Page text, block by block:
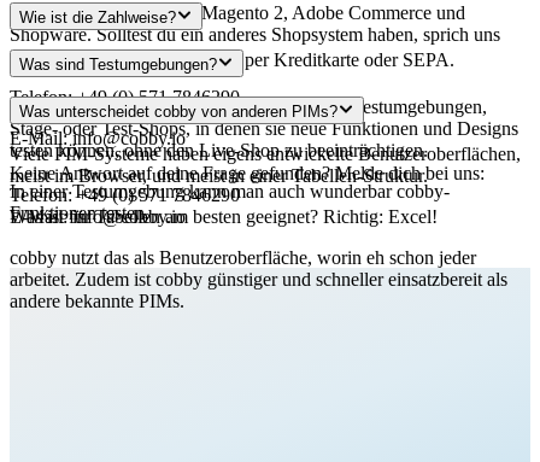
cobby ist für Magento 1, Magento 2, Adobe Commerce und
Shopware. Solltest du ein anderes Shopsystem haben, sprich uns
gerne an:
Telefon: +49 (0) 571 7846290
E-Mail:info@cobby.io
Wie ist die Zahlweise?
Die Zahlung erfolgt monatlich per Kreditkarte oder SEPA.
Was sind Testumgebungen?
Viele Online-Händler oder Agenturen haben Testumgebungen,
Stage- oder Test-Shops, in denen sie neue Funktionen und Designs
testen können, ohne den Live-Shop zu beeinträchtigen.
In einer Testumgebung kann man auch wunderbar cobby-
Funktionen testen.
Was unterscheidet cobby von anderen PIMs?
Viele PIM-Systeme haben eigens entwickelte Benutzeroberflächen,
meist im Browser, und meist in einer Tabellen-Struktur.
Was ist für Tabellen am besten geeignet? Richtig: Excel!
cobby nutzt das als Benutzeroberfläche, worin eh schon jeder
arbeitet. Zudem ist cobby günstiger und schneller einsatzbereit als
andere bekannte PIMs.
Keine Antwort auf deine Frage gefunden? Melde dich bei uns:
Telefon: +49 (0) 571 7846290
E-Mail:info@cobby.io